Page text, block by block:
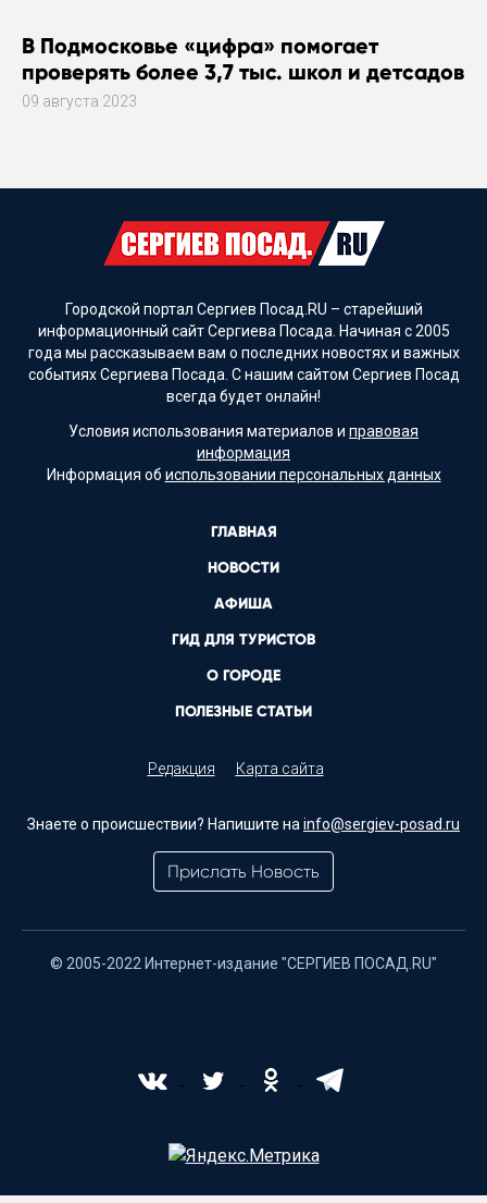
В Подмосковье «цифра» помогает
проверять более 3,7 тыс. школ и детсадов
09 августа 2023
Городской портал Сергиев Посад.RU – старейший
информационный сайт Сергиева Посада. Начиная с 2005
года мы рассказываем вам о последних новостях и важных
событиях Сергиева Посада. С нашим сайтом Сергиев Посад
всегда будет онлайн!
Условия использования материалов и правовая
информация
Информация об использовании персональных данных
ГЛАВНАЯ
НОВОСТИ
АФИША
ГИД ДЛЯ ТУРИСТОВ
О ГОРОДЕ
ПОЛЕЗНЫЕ СТАТЬИ
Редакция Карта сайта
Знаете о происшествии? Напишите на info@sergiev-posad.ru
Прислать Новость
© 2005-2022 Интернет-издание "СЕРГИЕВ ПОСАД.RU"